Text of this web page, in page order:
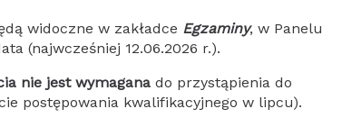
widoczne w zakładce Egzaminy, w Panelu
(najwcześniej 12.06.2026 r.).
nie jest wymagana do przystąpienia do
postępowania kwalifikacyjnego w lipcu).